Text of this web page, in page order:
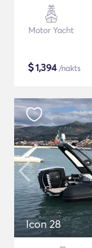
Motor Yacht
$1,394/nakts
Icon 28